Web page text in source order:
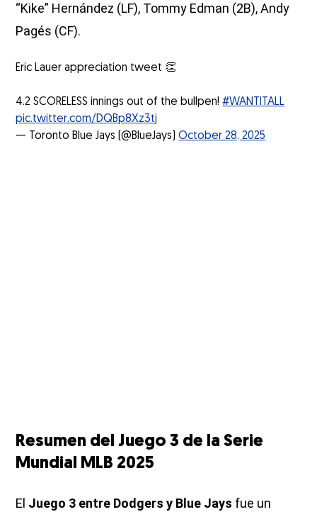
“Kike” Hernández (LF), Tommy Edman (2B), Andy
Pagés (CF).
Eric Lauer appreciation tweet 👏
4.2 SCORELESS innings out of the bullpen!#WANTITALL
pic.twitter.com/DQBp8Xz3tj
— Toronto Blue Jays (@BlueJays)October 28, 2025
Resumen del Juego 3 de la Serie
Mundial MLB 2025
El Juego 3 entre Dodgers y Blue Jays fue un